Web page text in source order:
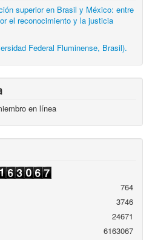
superior en Brasil y México: entre
el reconocimiento y la justicia
Federal Fluminense, Brasil).
en línea
764
3746
24671
6163067